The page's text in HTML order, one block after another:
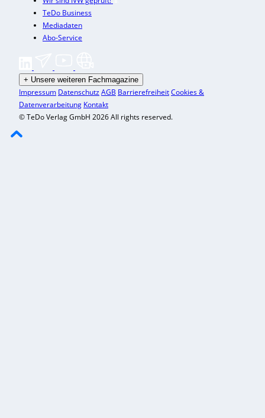
TeDo Business
Mediadaten
Abo-Service
+ Unsere weiteren Fachmagazine
Impressum DatenschutzAGB BarrierefreiheitCookies &
Datenverarbeitung Kontakt
© TeDo Verlag GmbH 2026 All rights reserved.